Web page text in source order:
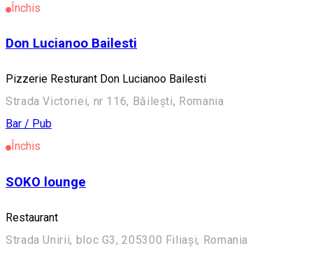
Închis
Don Lucianoo Bailesti
Pizzerie Resturant Don Lucianoo Bailesti
Strada Victoriei, nr 116, Băilești, Romania
Bar / Pub
Închis
SOKO lounge
Restaurant
Strada Unirii, bloc G3, 205300 Filiași, Romania